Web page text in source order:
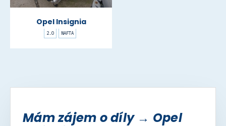
Opel Insignia
2.0 NAFTA
Mám zájem o díly → Opel